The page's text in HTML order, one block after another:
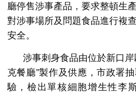
廳停售涉事產品，要求整頓生
對涉事場所及問題食品進行複
安全。
涉事刺身食品由位於新口岸
克餐廳”製作及供應，市政署
驗，檢出單核細胞增生性李